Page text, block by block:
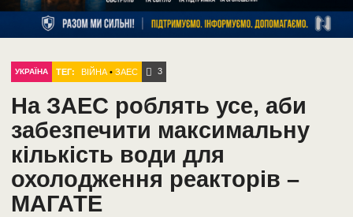
УКРАЇНА ТЕГ: ВІЙНА •ЗАЕС 3
На ЗАЕС роблять усе, аби
забезпечити максимальну
кількість води для
охолодження реакторів –
МАГАТЕ